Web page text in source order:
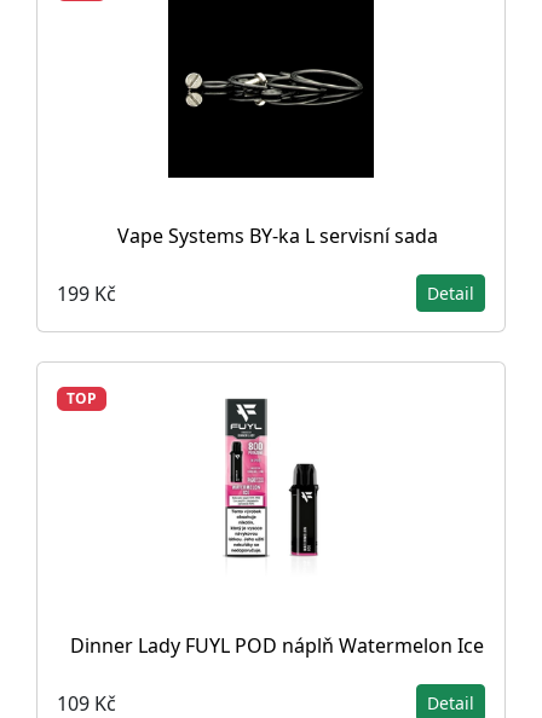
Vape Systems BY-ka L servisní sada
199 Kč Detail
TOP
Dinner Lady FUYL POD náplň Watermelon Ice
109 Kč Detail